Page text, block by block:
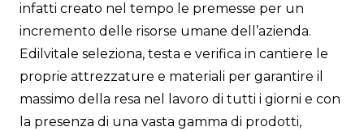
infatti creato nel tempo le premesse per un
incremento delle risorse umane dell’azienda.
Edilvitale seleziona, testa e verifica in cantiere le
proprie attrezzature e materiali per garantire il
massimo della resa nel lavoro di tutti i giorni e con
la presenza di una vasta gamma di prodotti,